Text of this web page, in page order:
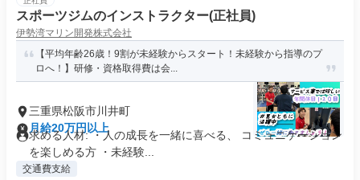
スポーツジムのインストラクター(正社員)
伊勢湾マリン開発株式会社
【平均年齢26歳！9割が未経験からスタート！未経験から指導のプ
ロへ！】研修・資格取得費は会...
三重県松阪市川井町
月給20万円以上
求める人材: ・人の成長を一緒に喜べる、 コミュニケーション
を楽しめる方 ・未経験...
交通費支給